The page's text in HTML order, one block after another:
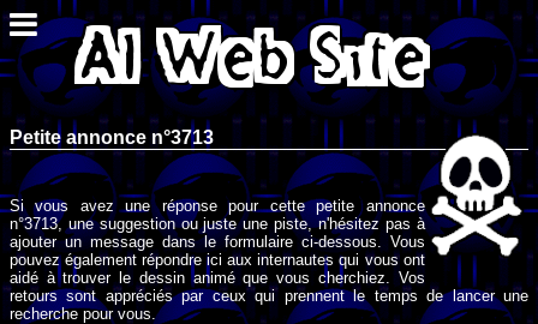
Petite annonce n°3713
Si vous avez une réponse pour cette petite annonce
n°3713, une suggestion ou juste une piste, n'hésitez pas à
ajouter un message dans le formulaire ci-dessous. Vous
pouvez également répondre ici aux internautes qui vous ont
aidé à trouver le dessin animé que vous cherchiez. Vos
retours sont appréciés par ceux qui prennent le temps de lancer une
recherche pour vous.